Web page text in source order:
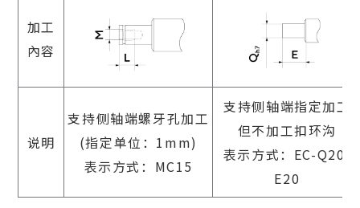
加工
內容
说明
支持侧轴端螺牙孔加工
(指定单位：1mm)
表示方式：MC15
支持侧轴端指定加工
但不加工扣环沟
表示方式：EC-Q20-
E20